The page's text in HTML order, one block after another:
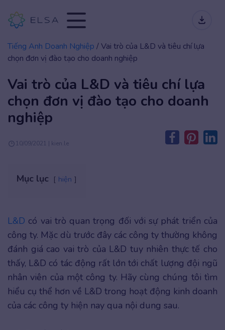
Tiếng Anh Doanh Nghiệp /Vai trò của L&D và tiêu chí lựa
chọn đơn vị đào tạo cho doanh nghiệp
Vai trò của L&D và tiêu chí lựa
chọn đơn vị đào tạo cho doanh
nghiệp
10/09/2021 | kien.le
Mục lục hiện
L&D có vai trò quan trọng đối với sự phát triển của
công ty. Mặc dù trước đây các công ty thường không
đánh giá cao vai trò của L&D tuy nhiên thực tế cho
thấy, L&D có tác động rất lớn tới chất lượng đội ngũ
nhân viên của một công ty. Hãy cùng chúng tôi tìm
hiểu cụ thể hơn về L&D trong hoạt động kinh doanh
của các công ty hiện nay qua nội dung sau.